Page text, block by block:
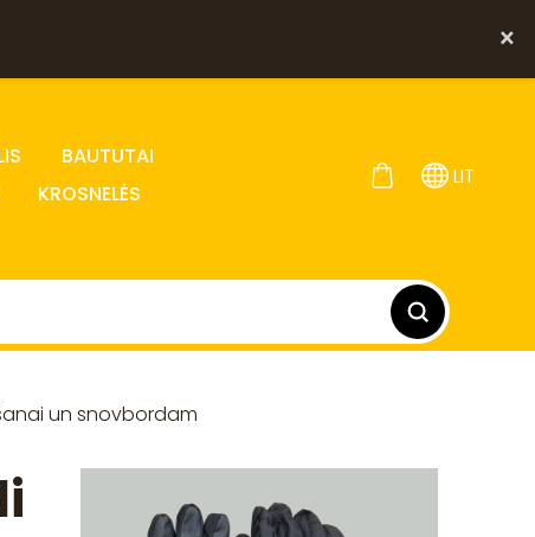
×
BAUTUTAI
KROSNELĖS
LIT
un snovbordam